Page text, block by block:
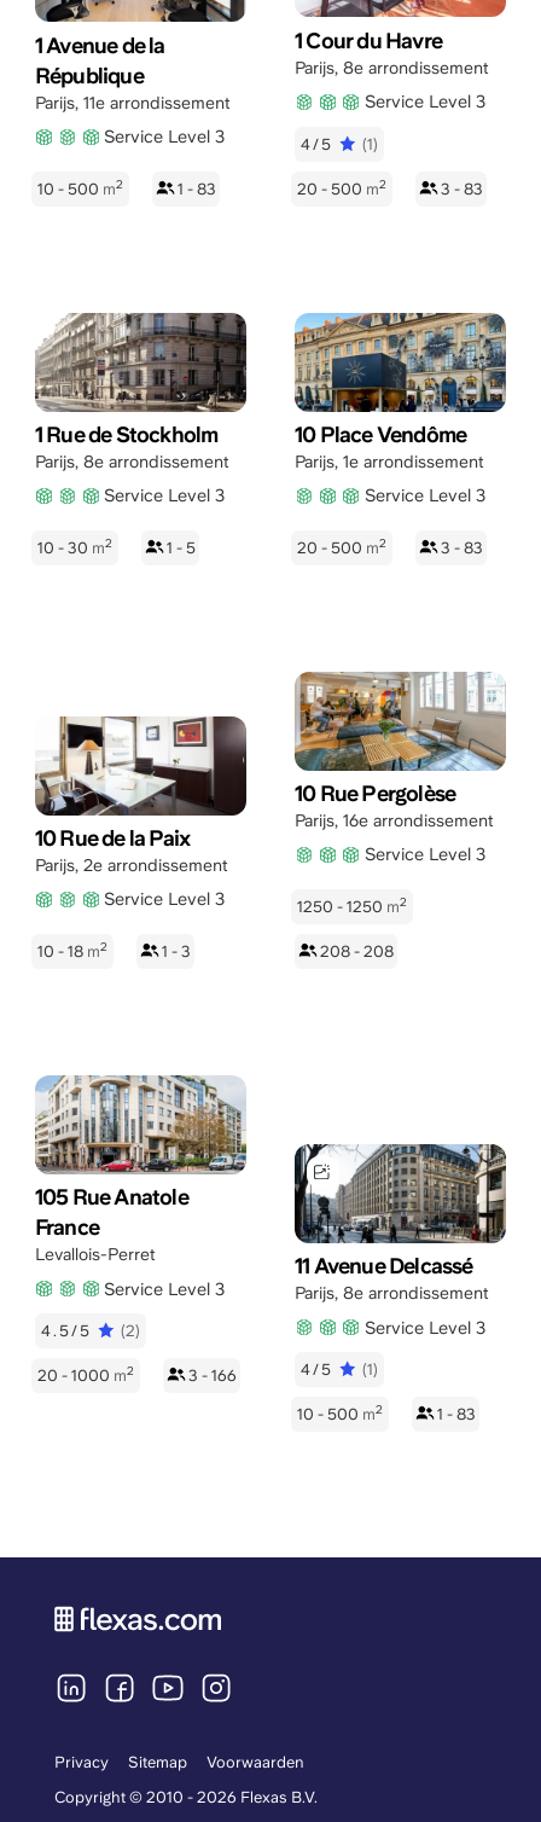
1 Avenue de la
République
Parijs, 11e arrondissement
Service Level 3
10 - 500 m2 1 - 83
1 Cour du Havre
Parijs, 8e arrondissement
Service Level 3
4/5 (1)
20 - 500 m2 3 - 83
1 Rue de Stockholm
Parijs, 8e arrondissement
Service Level 3
10 - 30 m2 1 - 5
10 Place Vendôme
Parijs, 1e arrondissement
Service Level 3
20 - 500 m2 3 - 83
10 Rue de la Paix
Parijs, 2e arrondissement
Service Level 3
10 - 18 m2 1 - 3
10 Rue Pergolèse
Parijs, 16e arrondissement
Service Level 3
1250 - 1250 m2
208 - 208
105 Rue Anatole
France
Levallois-Perret
Service Level 3
4.5/5 (2)
20 - 1000 m2 3 - 166
11 Avenue Delcassé
Parijs, 8e arrondissement
Service Level 3
4/5 (1)
10 - 500 m2 1 - 83
Privacy Sitemap
Voorwaarden
Copyright © 2010 - 2026 Flexas B.V.